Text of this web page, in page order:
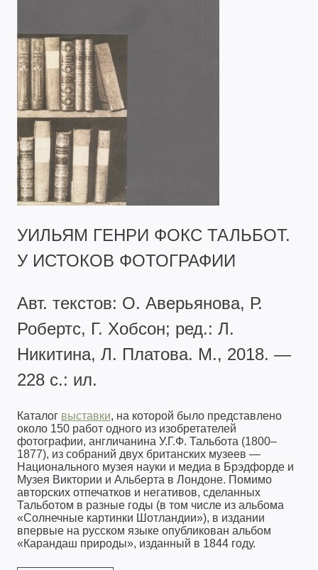
УИЛЬЯМ ГЕНРИ ФОКС ТАЛЬБОТ.
У ИСТОКОВ ФОТОГРАФИИ
Авт. текстов: О. Аверьянова, Р.
Робертс, Г. Хобсон; ред.: Л.
Никитина, Л. Платова. М., 2018. —
228 с.: ил.
Каталог выставки, на которой было представлено
около 150 работ одного из изобретателей
фотографии, англичанина У.Г.Ф. Тальбота (1800–
1877), из собраний двух британских музеев —
Национального музея науки и медиа в Брэдфорде и
Музея Виктории и Альберта в Лондоне. Помимо
авторских отпечатков и негативов, сделанных
Тальботом в разные годы (в том числе из альбома
«Солнечные картинки Шотландии»), в издании
впервые на русском языке опубликован альбом
«Карандаш природы», изданный в 1844 году.